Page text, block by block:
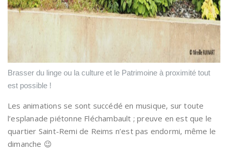
Brasser du linge ou la culture et le Patrimoine à proximité tout
est possible !
Les animations se sont succédé en musique, sur toute
l’esplanade piétonne Fléchambault ; preuve en est que le
quartier Saint-Remi de Reims n’est pas endormi, même le
dimanche 😉